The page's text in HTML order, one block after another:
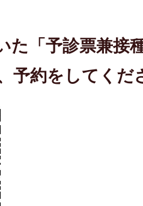
た「予診票兼接
予約をしてくだ